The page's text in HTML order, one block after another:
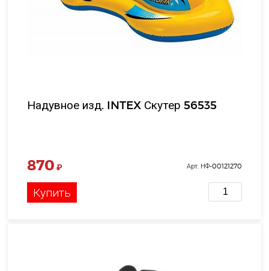
Надувное изд. INTEX Скутер 56535
870 ₽ Арт. НФ-00121270
Купить